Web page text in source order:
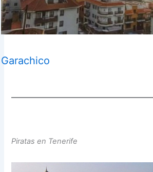
Garachico
Piratas en Tenerife